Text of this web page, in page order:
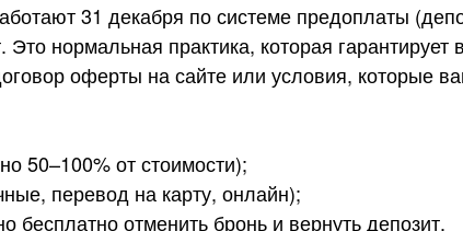
31 декабря по системе предоплаты
Это нормальная практика, которая
оферты на сайте или условия, которые
50–100% от стоимости);
перевод на карту, онлайн);
бесплатно отменить бронь и вернуть депозит.